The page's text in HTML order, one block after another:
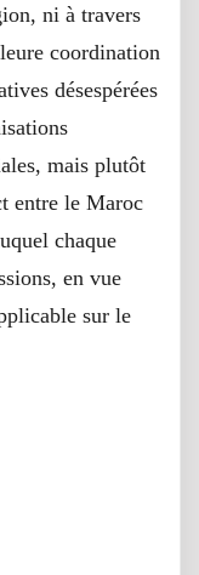
ni à travers
coordination
désespérées
mais plutôt
entre le Maroc
chaque
en vue
sur le